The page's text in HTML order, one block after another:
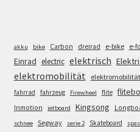
akku bike Carbon dreirad e-bike e-
Einrad electric elektrisch
elektromobilität
fahrrad
fahrzeug Firewheel flite
Inmotion jetboard Kingsong
schnee Segway serie 2 Skateboard